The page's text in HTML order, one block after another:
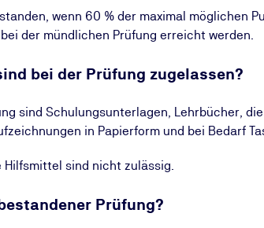
wenn 60 % der maximal möglichen
der mündlichen Prüfung erreicht werden.
bei der Prüfung zugelassen?
sind Schulungsunterlagen, Lehrbücher,
in Papierform und bei Bedarf
sind nicht zulässig.
Prüfung?